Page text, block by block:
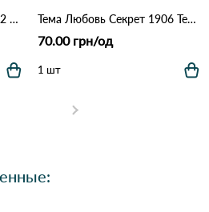
Топ Comfort OUNO BC 3562 Различные цвета Тема Любовь Секрет 1906 Терракота
70.00 грн/од
1 шт